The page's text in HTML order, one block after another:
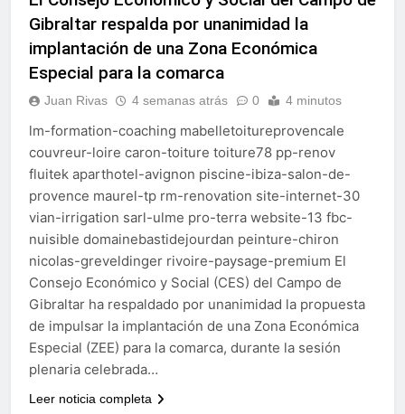
echa el cierre con éxito
rotundo
1 Semana Atrás
La Mancomunidad y el
Banco de Alimentos del
su convenio de colaboración
Tráfico especial para
despedir la feria. Ojo si vas
a Santa Bárbara
2 Semanas Atrás
La feria se despide por todo
lo alto: Antonio José,
fuegos artificiales y música
hasta el amanecer
Gibraltar respalda por unanimidad la
implantación de una Zona Económica
Especial para la comarca
Juan Rivas 4 semanas atrás 0 4 minutos
lm-formation-coaching mabelletoitureprovencale
couvreur-loire caron-toiture toiture78 pp-renov
fluitek aparthotel-avignon piscine-ibiza-salon-de-
provence maurel-tp rm-renovation site-internet-30
vian-irrigation sarl-ulme pro-terra website-13 fbc-
nuisible domainebastidejourdan peinture-chiron
nicolas-greveldinger rivoire-paysage-premium El
Consejo Económico y Social (CES) del Campo de
Gibraltar ha respaldado por unanimidad la propuesta
de impulsar la implantación de una Zona Económica
Especial (ZEE) para la comarca, durante la sesión
plenaria celebrada…
Leer noticia completa